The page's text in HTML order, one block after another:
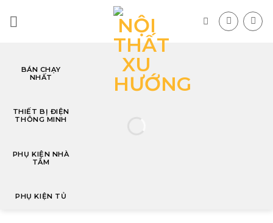
BÁN CHẠY
NHẤT
THIẾT BỊ ĐIỆN
THÔNG MINH
PHỤ KIỆN NHÀ
TẮM
PHỤ KIỆN TỦ